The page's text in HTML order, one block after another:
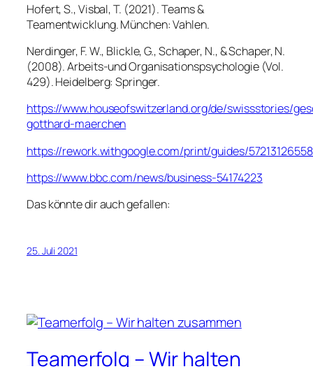
Hofert, S., Visbal, T. (2021). Teams &
Teamentwicklung. München: Vahlen.
Nerdinger, F. W., Blickle, G., Schaper, N., & Schaper, N.
(2008).Arbeits-und Organisationspsychologie(Vol.
429). Heidelberg: Springer.
https://www.houseofswitzerland.org/de/swissstories/
gotthard-maerchen
https://rework.withgoogle.com/print/guides/
https://www.bbc.com/news/business-54174223
Das könnte dir auch gefallen:
25. Juli 2021
Teamerfolg – Wir halten